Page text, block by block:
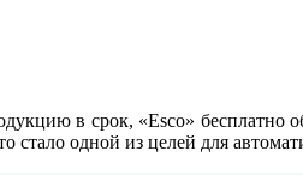
в срок, «Esco» бесплатно
стало одной из целей для